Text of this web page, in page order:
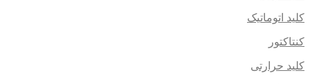
کلید اتوماتیک
کنتاکتور
کلید حرارتی